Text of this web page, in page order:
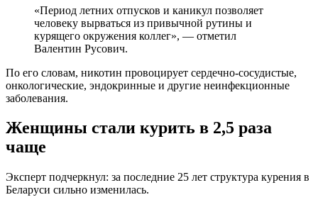
«Период летних отпусков и каникул позволяет
человеку вырваться из привычной рутины и
курящего окружения коллег», — отметил
Валентин Русович.
По его словам, никотин провоцирует сердечно-сосудистые,
онкологические, эндокринные и другие неинфекционные
заболевания.
Женщины стали курить в 2,5 раза
чаще
Эксперт подчеркнул: за последние 25 лет структура курения в
Беларуси сильно изменилась.